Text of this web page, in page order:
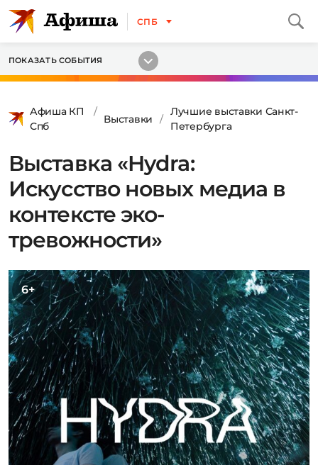
СПБ
ПОКАЗАТЬ СОБЫТИЯ
Афиша КП
Спб
Выставки
Лучшие выставки Санкт-
Петербурга
Выставка «Hydra:
Искусство новых медиа в
контексте эко-
тревожности»
6+